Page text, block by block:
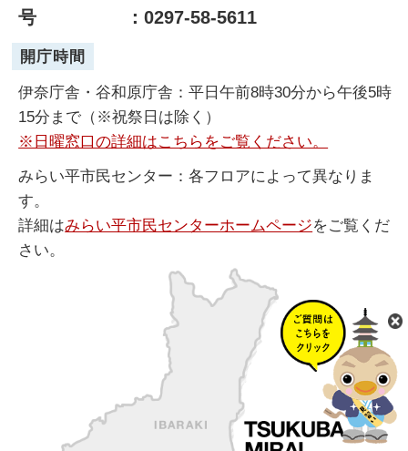
号
：0297-58-5611
開庁時間
伊奈庁舎・谷和原庁舎：平日午前8時30分から午後5時
15分まで（※祝祭日は除く）
※日曜窓口の詳細はこちらをご覧ください。
みらい平市民センター：各フロアによって異なりま
す。
詳細はみらい平市民センターホームページをご覧くだ
さい。